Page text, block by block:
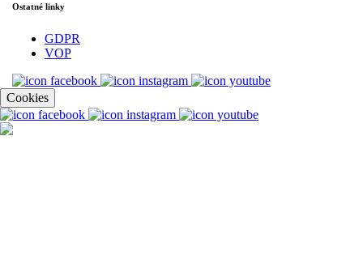
Ostatné linky
GDPR
VOP
Cookies